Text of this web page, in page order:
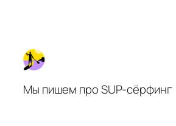
Мы пишем про SUP-сёрфинг